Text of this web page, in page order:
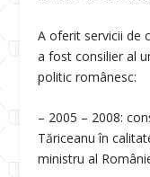
A oferit servicii de
a fost consilier al
politic românesc:
– 2005 – 2008:
Tăriceanu în
ministru al